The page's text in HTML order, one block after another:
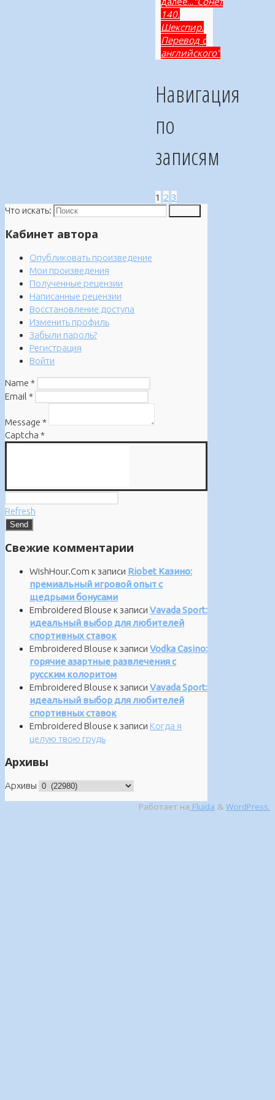
140.
Шекспир.
Перевод с
английского"
Навигация
по
записям
1 2 3
Что искать:
Кабинет автора
Опубликовать произведение
Мои произведения
Полученные рецензии
Написанные рецензии
Восстановление доступа
Изменить профиль
Забыли пароль?
Регистрация
Войти
Name *
Email *
Message *
Captcha *
Refresh
Свежие комментарии
WishHour.Com к записи Riobet Казино:
премиальный игровой опыт с
щедрыми бонусами
Embroidered Blouse к записи Vavada Sport:
идеальный выбор для любителей
спортивных ставок
Embroidered Blouse к записи Vodka Casino:
горячие азартные развлечения с
русским колоритом
Embroidered Blouse к записи Vavada Sport:
идеальный выбор для любителей
спортивных ставок
Embroidered Blouse к записи Когда я
целую твою грудь
Архивы
Архивы
Работает на Fluida & WordPress.